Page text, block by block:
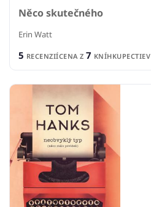
Něco skutečného
Erin Watt
5 RECENZIÍCENA Z 7 KNÍHKUPECTIEV